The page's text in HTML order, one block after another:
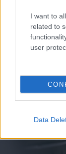
I want to
related to
user
Data
Μετάλλιο για
Πανελλήνιο